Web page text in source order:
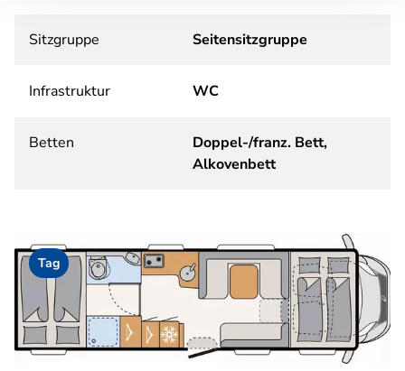
Sitzgruppe Seitensitzgruppe
Infrastruktur WC
Betten
Doppel-/franz. Bett,
Alkovenbett
Tag